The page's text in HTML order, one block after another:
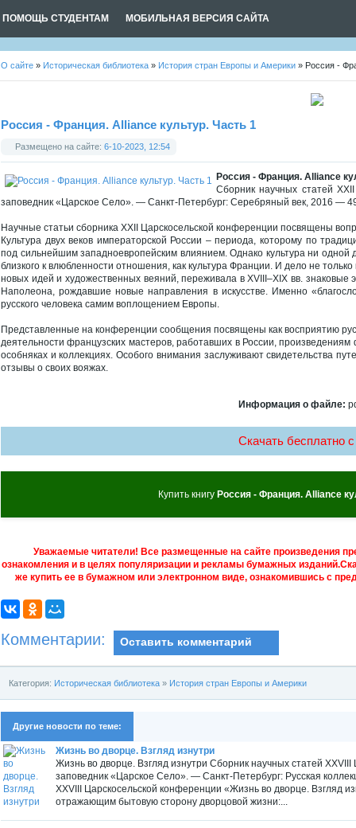
ПОМОЩЬ СТУДЕНТАМ МОБИЛЬНАЯ ВЕРСИЯ САЙТА
О сайте » Историческая библиотека » История стран Европы и Америки » Россия -
Россия - Франция. Alliance культур. Часть 1
Размещено на сайте: 6-10-2023, 12:54
Россия - Франция. Alliance
Сборник научных статей
заповедник «Царское Село». — Санкт-Петербург: Серебряный век, 2016 —
Научные статьи сборника XXII Царскосельской конференции посвящены
Культура двух веков императорской России – периода, которому по
под сильнейшим западноевропейским влиянием. Однако культура ни
близкого к влюбленности отношения, как культура Франции. И дело не
новых идей и художественных веяний, переживала в XVIII–XIX вв.
Наполеона, рождавшие новые направления в искусстве. Именно
русского человека самим воплощением Европы.
Представленные на конференции сообщения посвящены как восприятию
деятельности французских мастеров, работавших в России, произведениям
особняках и коллекциях. Особого внимания заслуживают свидетельства
отзывы о своих вояжах.
Информация о файле:
Скачать бесплатно
Купить книгу Россия - Франция. Alliance
Уважаемые читатели! Все размещенные на сайте произведения
ознакомления и в целях популяризации и рекламы бумажных
же купить ее в бумажном или электронном виде, ознакомившись с
Комментарии: Оставить комментарий
Категория: Историческая библиотека » История стран Европы и Америки
Другие новости по теме:
Жизнь во дворце. Взгляд изнутри
Жизнь во дворце. Взгляд изнутри Сборник научных статей
заповедник «Царское Село». — Санкт-Петербург: Русская
XXVIII Царскосельской конференции «Жизнь во дворце. Взгляд
отражающим бытовую сторону дворцовой жизни:...